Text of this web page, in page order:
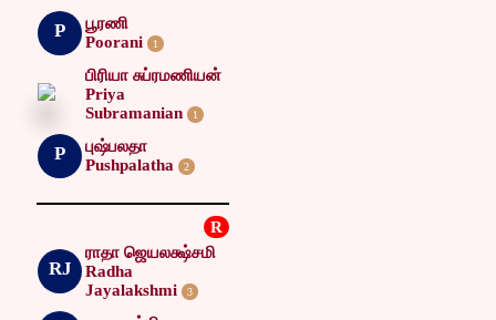
P
பூரணி
Poorani
1
பிரியா சுப்ரமணியன்
Priya
Subramanian
1
P
புஷ்பலதா
Pushpalatha
2
R
RJ
ராதா ஜெயலக்ஷ்சமி
Radha
Jayalakshmi
3